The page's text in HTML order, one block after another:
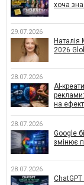
хоча
29.07.2026
Наталія
2026
28.07.2026
AI-
на
28.07.2026
Google
змінює
28.07.2026
ChatGPT